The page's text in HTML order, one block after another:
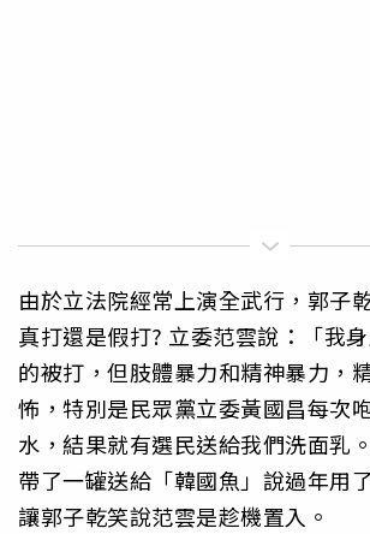
由於立法院經常上演全武行，郭子
真打還是假打? 立委范雲說：「我
的被打，但肢體暴力和精神暴力，
怖，特別是民眾黨立委黃國昌每次
水，結果就有選民送給我們洗面乳
帶了一罐送給「韓國魚」說過年用
讓郭子乾笑說范雲是趁機置入。